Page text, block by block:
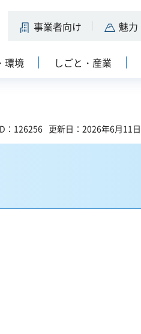
事業者向け 魅力
環境 しごと・産業
：126256 更新日：2026年6月11日